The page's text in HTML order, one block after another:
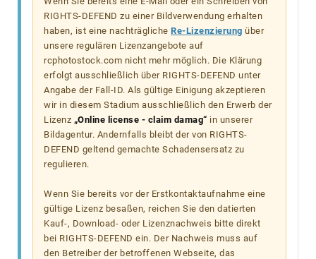
RIGHTS-DEFEND zu einer Bildverwendung erhalten
haben, ist eine nachträgliche Re-Lizenzierung über
unsere regulären Lizenzangebote auf
rcphotostock.com nicht mehr möglich. Die Klärung
erfolgt ausschließlich über RIGHTS-DEFEND unter
Angabe der Fall-ID. Als gültige Einigung akzeptieren
wir in diesem Stadium ausschließlich den Erwerb der
Lizenz „Online license - claim damag“ in unserer
Bildagentur. Andernfalls bleibt der von RIGHTS-
DEFEND geltend gemachte Schadensersatz zu
regulieren.
Wenn Sie bereits vor der Erstkontaktaufnahme eine
gültige Lizenz besaßen, reichen Sie den datierten
Kauf-, Download- oder Lizenznachweis bitte direkt
bei RIGHTS-DEFEND ein. Der Nachweis muss auf
den Betreiber der betroffenen Webseite, das